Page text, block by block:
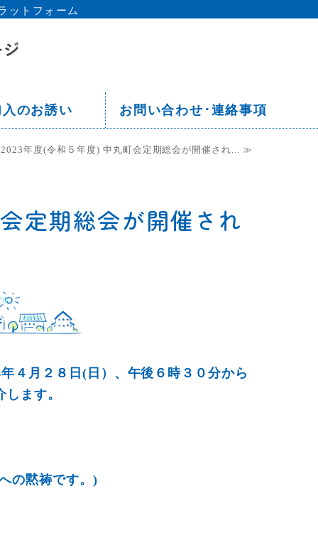
ットフォーム
入のお誘い お問い合わせ･連絡事項
年度(令和５年度) 中丸町会定期総会が開催され... ≫
定期総会が開催され
４月２８日(日）、午後６時３０分から
ます。
の黙祷です。)